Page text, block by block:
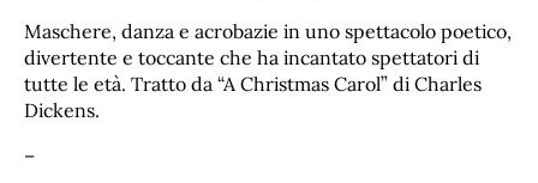
Maschere, danza e acrobazie in uno spettacolo poetico,
divertente e toccante che ha incantato spettatori di
tutte le età. Tratto da “A Christmas Carol” di Charles
Dickens.
–